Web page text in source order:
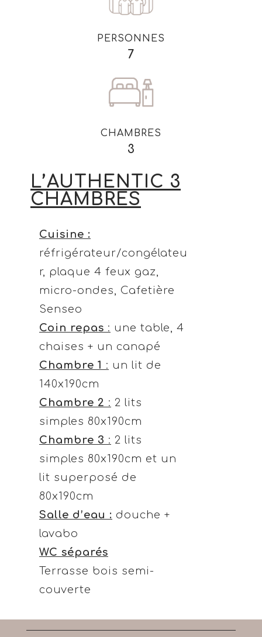
PERSONNES
7
CHAMBRES
3
L’AUTHENTIC 3
CHAMBRES
Cuisine :
réfrigérateur/congélateu
r, plaque 4 feux gaz,
micro-ondes, Cafetière
Senseo
Coin repas : une table, 4
chaises + un canapé
Chambre 1 : un lit de
140x190cm
Chambre 2 : 2 lits
simples 80x190cm
Chambre 3 : 2 lits
simples 80x190cm et un
lit superposé de
80x190cm
Salle d’eau : douche +
lavabo
WC séparés
Terrasse bois semi-
couverte